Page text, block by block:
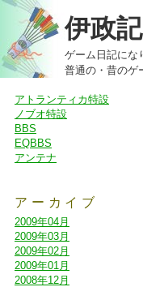
伊政記
ゲーム日記にな
普通の ・ 昔のゲ
アトランティカ特設
ノブオ特設
BBS
EQBBS
アンテナ
アーカイブ
2009年04月
2009年03月
2009年02月
2009年01月
2008年12月